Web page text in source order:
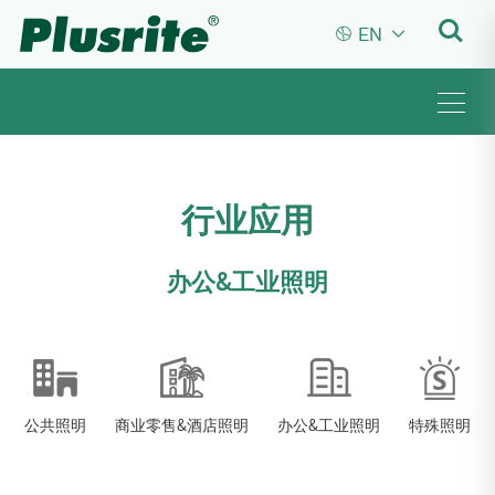
 EN 
行业应用
办公&工业照明
公共照明 商业零售&酒店照明 办公&工业照明 特殊照明